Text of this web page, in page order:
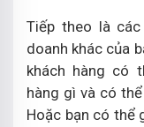
Tiếp theo là
doanh khác của
khách hàng có
hàng gì và có
Hoặc bạn có thể